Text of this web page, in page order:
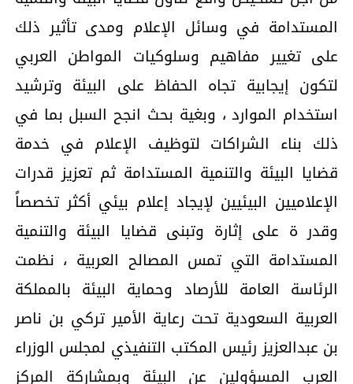
المستدامة في وسائل الإعلام ومدى تأثير ذلك
على تغيير مفاهيم وسلوكيات المواطن العربي
لتكون إيجابية تجاه الحفاظ على البيئة وترشيد
استخدام الموارد ، وبغية بحث انجح السبل بما في
ذلك بناء الشراكات لتوظيف الإعلام في خدمة
قضايا البيئة والتنمية المستدامة ثم تعزيز قدرات
الإعلاميين البيئيين لإيجاد إعلام بيئي أكثر تخصصاً
وقدر ة على إثارة وتبنى قضايا البيئة والتنمية
المستدامة التي تمس المصالح العربية ، نظمت
الرئاسة العامة للأرصاد وحماية البيئة بالمملكة
العربية السعودية تحت رعاية الأمير تركي بن ناصر
بن عبدالعزيز رئيس المكتب التنفيذي لمجلس الوزراء
العرب المسؤولين عن البيئة وبمشاركة المركز